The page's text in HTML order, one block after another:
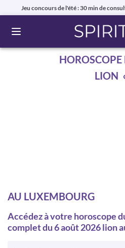
Jeu concours de l'été : 30 min de
Ouvrir le menu
LION
AU LUXEMBOURG
Accédez à votre horoscope
complet du 6 août 2026 lion